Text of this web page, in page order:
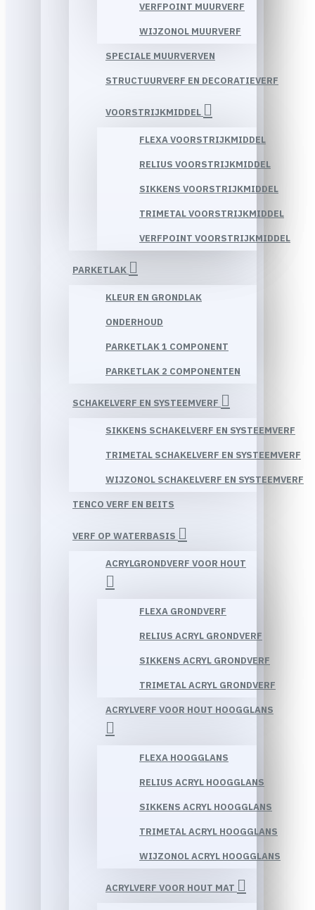
VERFPOINT MUURVERF
WIJZONOL MUURVERF
SPECIALE MUURVERVEN
STRUCTUURVERF EN DECORATIEVERF
VOORSTRIJKMIDDEL
FLEXA VOORSTRIJKMIDDEL
RELIUS VOORSTRIJKMIDDEL
SIKKENS VOORSTRIJKMIDDEL
TRIMETAL VOORSTRIJKMIDDEL
VERFPOINT VOORSTRIJKMIDDEL
PARKETLAK
KLEUR EN GRONDLAK
ONDERHOUD
PARKETLAK 1 COMPONENT
PARKETLAK 2 COMPONENTEN
SCHAKELVERF EN SYSTEEMVERF
SIKKENS SCHAKELVERF EN SYSTEEMVERF
TRIMETAL SCHAKELVERF EN SYSTEEMVERF
WIJZONOL SCHAKELVERF EN SYSTEEMVERF
TENCO VERF EN BEITS
VERF OP WATERBASIS
ACRYLGRONDVERF VOOR HOUT
FLEXA GRONDVERF
RELIUS ACRYL GRONDVERF
SIKKENS ACRYL GRONDVERF
TRIMETAL ACRYL GRONDVERF
ACRYLVERF VOOR HOUT HOOGGLANS
FLEXA HOOGGLANS
RELIUS ACRYL HOOGGLANS
SIKKENS ACRYL HOOGGLANS
TRIMETAL ACRYL HOOGGLANS
WIJZONOL ACRYL HOOGGLANS
ACRYLVERF VOOR HOUT MAT